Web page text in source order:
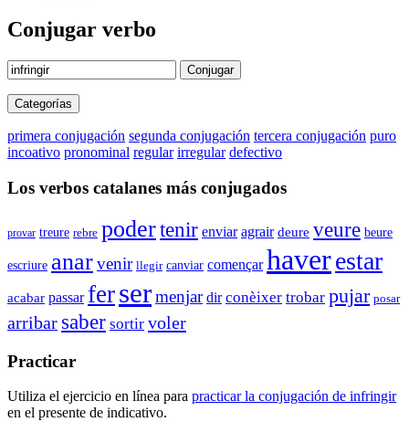
Conjugar verbo
Conjugar
Categorías
primera conjugación segunda conjugación tercera conjugación puro
incoativo pronominal regular irregular defectivo
Los verbos catalanes más conjugados
provar treure rebre podertenir enviar agrair deure veure beure
escriure anarvenir llegir canviar començar haverestar
acabar passar fersermenjar dir conèixer trobar pujar posar
arribar saber sortir voler
Practicar
Utiliza el ejercicio en línea para practicar la conjugación de infringir
en el presente de indicativo.